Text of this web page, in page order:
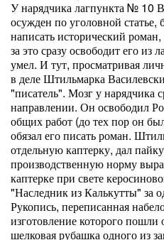
У нарядчика лагпункта № 10
осужден по уголовной статье,
написать исторический
за это сразу освободит его из
умел. И тут, просматривая
в деле Штильмарка
"писатель". Мозг у нарядчика
направлении. Он освободил
общих работ (до тех пор он
обязал его писать роман.
отдельную каптерку, дал
производственную норму
каптерке при свете
"Наследник из Калькутты" за
Рукопись, переписанная
изготовление которого
шелковая рубашка одного из